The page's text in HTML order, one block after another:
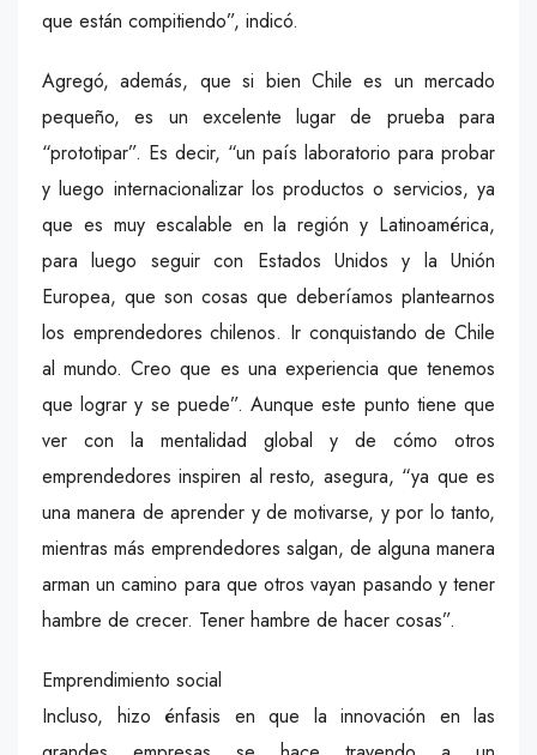
que están compitiendo”, indicó.
Agregó, además, que si bien Chile es un mercado
pequeño, es un excelente lugar de prueba para
“prototipar”. Es decir, “un país laboratorio para probar
y luego internacionalizar los productos o servicios, ya
que es muy escalable en la región y Latinoamérica,
para luego seguir con Estados Unidos y la Unión
Europea, que son cosas que deberíamos plantearnos
los emprendedores chilenos. Ir conquistando de Chile
al mundo. Creo que es una experiencia que tenemos
que lograr y se puede”. Aunque este punto tiene que
ver con la mentalidad global y de cómo otros
emprendedores inspiren al resto, asegura, “ya que es
una manera de aprender y de motivarse, y por lo tanto,
mientras más emprendedores salgan, de alguna manera
arman un camino para que otros vayan pasando y tener
hambre de crecer. Tener hambre de hacer cosas”.
Emprendimiento social
Incluso, hizo énfasis en que la innovación en las